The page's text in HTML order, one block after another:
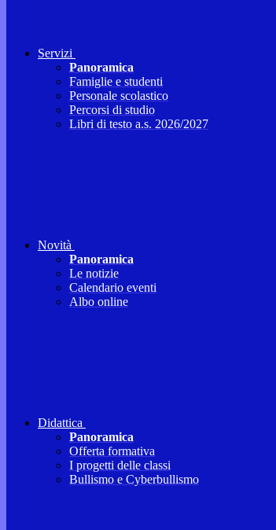
Servizi
Panoramica
Famiglie e studenti
Personale scolastico
Percorsi di studio
Libri di testo a.s. 2026/2027
Novità
Panoramica
Le notizie
Calendario eventi
Albo online
Didattica
Panoramica
Offerta formativa
I progetti delle classi
Bullismo e Cyberbullismo